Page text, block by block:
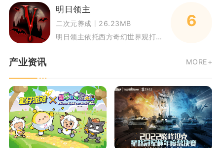
明日领主
二次元养成丨26.23MB
明日领主依托西方奇幻世界观打造经营策略冒险玩法，玩家化身大陆仅存血族领主，合理分配每日行动时长完成炼金科研、城防建造与武
6
产业资讯 MORE+